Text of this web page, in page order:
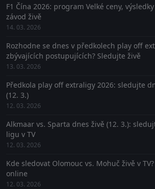
F1 Čína 2026: program Velké ceny,
závod živě
14. 03. 2026
Rozhodne se dnes v předkolech play off
zbývajících postupujících? Sledujte živě
13. 03. 2026
Předkola play off extraligy 2026: sledujte
(12. 3.)
12. 03. 2026
Alkmaar vs. Sparta dnes živě (12. 3.):
ligu v TV
12. 03. 2026
Kde sledovat Olomouc vs. Mohuč živě v
online
12. 03. 2026